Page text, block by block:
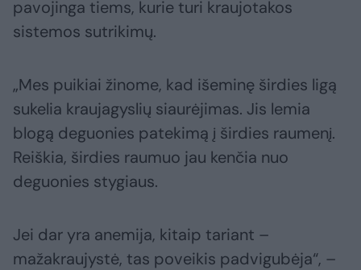
pavojinga tiems, kurie turi kraujotakos
sistemos sutrikimų.
„Mes puikiai žinome, kad išeminę širdies ligą
sukelia kraujagyslių siaurėjimas. Jis lemia
blogą deguonies patekimą į širdies raumenį.
Reiškia, širdies raumuo jau kenčia nuo
deguonies stygiaus.
Jei dar yra anemija, kitaip tariant –
mažakraujystė, tas poveikis padvigubėja“, –